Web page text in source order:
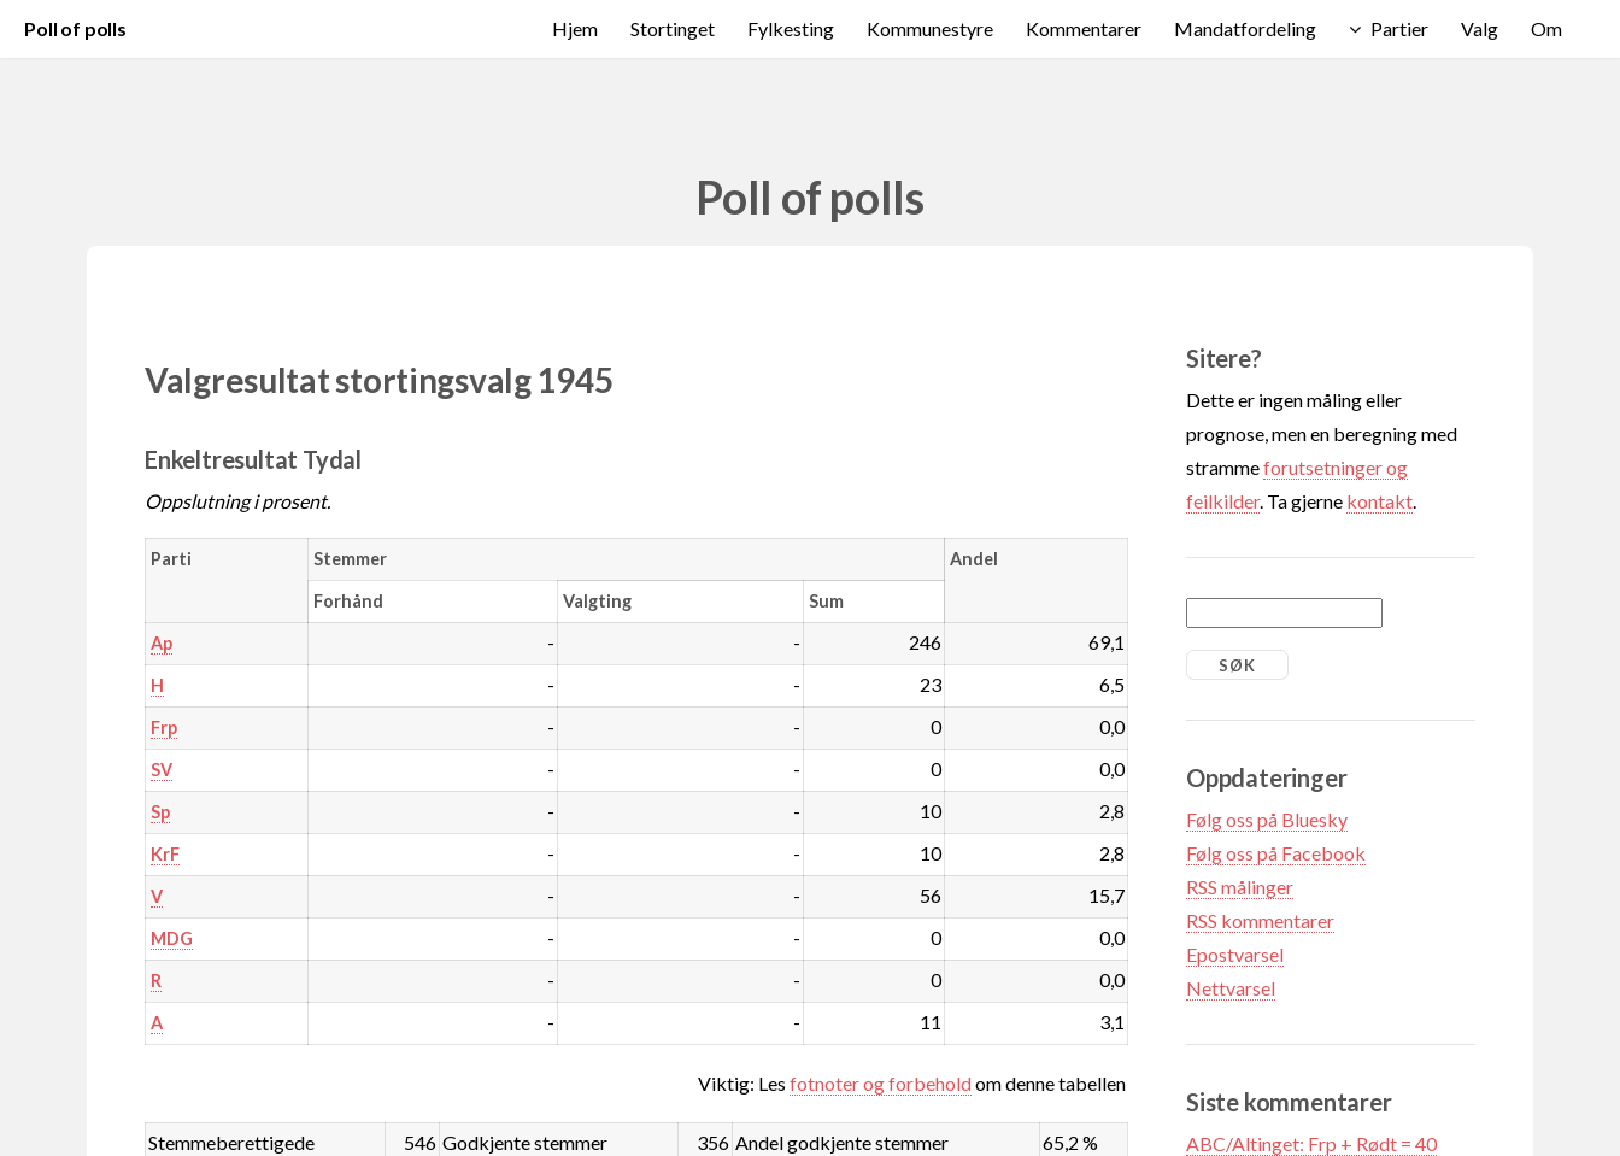
Poll of polls Hjem Stortinget Fylkesting Kommunestyre Kommentarer Mandatfordeling Partier Valg Om
Poll of polls
Valgresultat stortingsvalg 1945
Enkeltresultat Tydal
Oppslutning i prosent.
Parti Stemmer Andel
Forhånd Valgting Sum
Ap - - 246 69,1
H - - 23 6,5
Frp - - 0 0,0
SV - - 0 0,0
Sp - - 10 2,8
KrF - - 10 2,8
V - - 56 15,7
MDG - - 0 0,0
R - - 0 0,0
A - - 11 3,1
Viktig: Les fotnoter og forbeholdom denne tabellen
Stemmeberettigede 546 Godkjente stemmer 356 Andel godkjente stemmer 65,2 %
Sitere?
Dette er ingen måling eller
prognose, men en beregning med
strammeforutsetninger og
feilkilder. Ta gjerne kontakt
Oppdateringer
Følg oss på Bluesky
Følg oss på Facebook
RSS målinger
RSS kommentarer
Epostvarsel
Nettvarsel
Siste kommentarer
ABC/Altinget: Frp + Rødt = 40